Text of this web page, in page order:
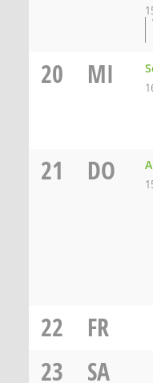
20 MI
21 DO
22
FR
23
SA